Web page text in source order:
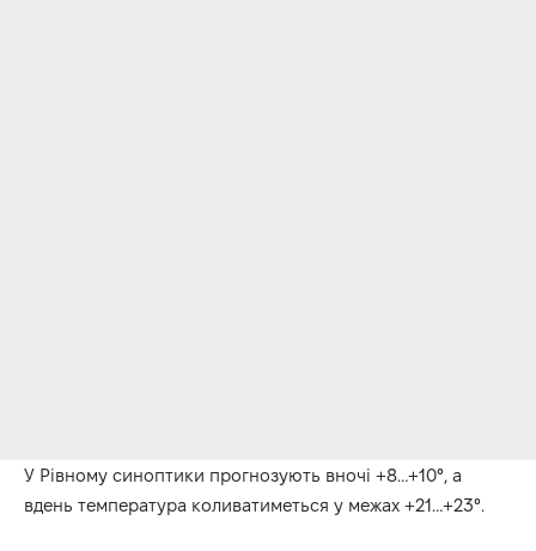
У Рівному синоптики прогнозують вночі +8…+10°, а
вдень температура коливатиметься у межах +21…+23°.